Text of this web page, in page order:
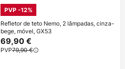
PVP -12%
Refletor de teto Nemo, 2 lâmpadas, cinza-
bege, móvel, GX53
69,90 €
PVP79,90 €